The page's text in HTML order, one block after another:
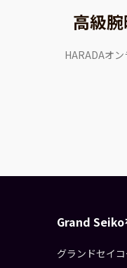
高級
HARADAオ
Grand Seiko
グランドセイ